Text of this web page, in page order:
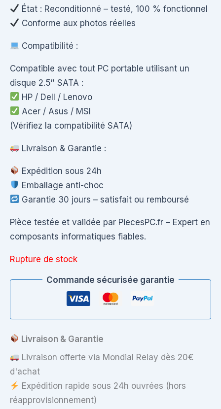
État : Reconditionné – testé, 100 % fonctionnel
Conforme aux photos réelles
Compatibilité :
Compatible avec tout PC portable utilisant un
disque 2.5″ SATA :
HP / Dell / Lenovo
Acer / Asus / MSI
(Vérifiez la compatibilité SATA)
Livraison & Garantie :
Expédition sous 24h
Emballage anti-choc
Garantie 30 jours – satisfait ou remboursé
Pièce testée et validée par PiecesPC.fr – Expert en
composants informatiques fiables.
Rupture de stock
Commande sécurisée garantie
Livraison & Garantie
Livraison offerte via Mondial Relay dès 20€
d'achat
Expédition rapide sous 24h ouvrées (hors
réapprovisionnement)